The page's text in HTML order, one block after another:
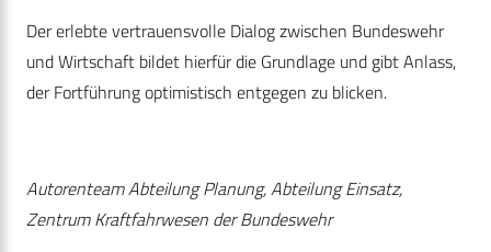
Der erlebte vertrauensvolle Dialog zwischen Bundeswehr
und Wirtschaft bildet hierfür die Grundlage und gibt Anlass,
der Fortführung optimistisch entgegen zu blicken.
Autorenteam Abteilung Planung, Abteilung Einsatz,
Zentrum Kraftfahrwesen der Bundeswehr